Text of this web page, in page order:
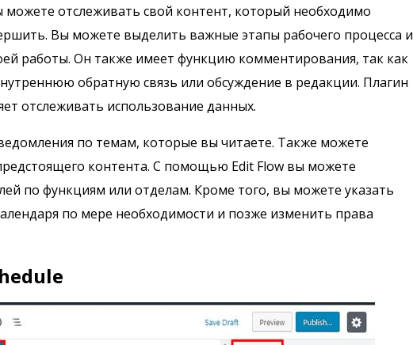
отслеживать свой контент, который необходимо
Вы можете выделить важные этапы рабочего процесса и
работы. Он также имеет функцию комментирования, так как
обратную связь или обсуждение в редакции. Плагин
отслеживать использование данных.
по темам, которые вы читаете. Также можете
контента. С помощью Edit Flow вы можете
по функциям или отделам. Кроме того, вы можете указать
по мере необходимости и позже изменить права